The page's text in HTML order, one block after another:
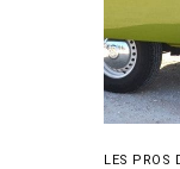
LES PROS